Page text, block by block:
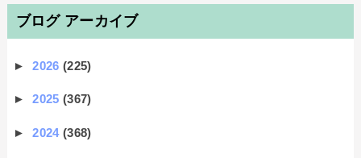
ブログ アーカイブ
►2026(225)
►2025(367)
►2024(368)